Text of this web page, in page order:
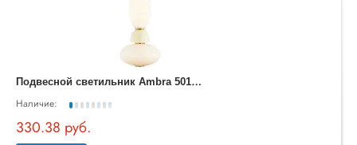
П
одвесной светильник Ambra 5016/17 SP-20
Наличие:
330.38 руб.